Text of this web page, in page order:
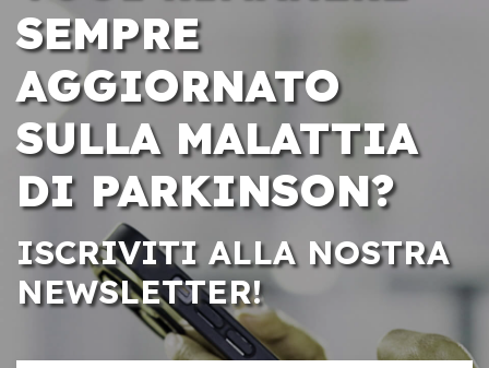
SEMPRE
AGGIORNATO
SULLA MALATTIA
DI PARKINSON?
ISCRIVITI ALLA NOSTRA
NEWSLETTER!